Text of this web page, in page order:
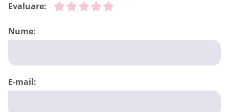
Evaluare:
Nume:
E-mail: